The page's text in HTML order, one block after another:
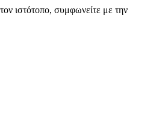
ιστότοπο, συμφωνείτε με την